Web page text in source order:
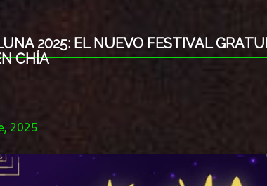
2025: EL NUEVO FESTIVAL
CHÍA
2025